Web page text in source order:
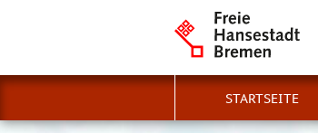
STARTSEITE